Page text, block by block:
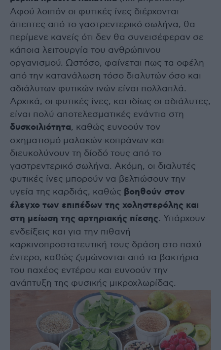
Αφού λοιπόν οι φυτικές ίνες διέρχονται
άπεπτες από το γαστρεντερικό σωλήνα, θα
περίμενε κανείς ότι δεν θα συνεισέφεραν σε
κάποια λειτουργία του ανθρώπινου
οργανισμού. Ωστόσο, φαίνεται πως τα οφέλη
από την κατανάλωση τόσο διαλυτών όσο και
αδιάλυτων φυτικών ινών είναι πολλαπλά.
Αρχικά, οι φυτικές ίνες, και ιδίως οι αδιάλυτες,
είναι πολύ αποτελεσματικές ενάντια στη
δυσκοιλιότητα, καθώς ευνοούν τον
σχηματισμό μαλακών κοπράνων και
διευκολύνουν τη δίοδό τους από το
γαστρεντερικό σωλήνα. Ακόμη, οι διαλυτές
φυτικές ίνες μπορούν να βελτιώσουν την
υγεία της καρδιάς, καθώς βοηθούν στον
έλεγχο των επιπέδων της χοληστερόλης και
στη μείωση της αρτηριακής πίεσης. Υπάρχουν
ενδείξεις και για την πιθανή
καρκινοπροστατευτική τους δράση στο παχύ
έντερο, καθώς ζυμώνονται από τα βακτήρια
του παχέος εντέρου και ευνοούν την
ανάπτυξη της φυσικής μικροχλωρίδας.